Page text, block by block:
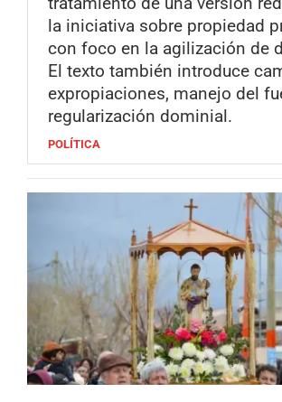
la iniciativa sobre propiedad
con foco en la agilización de
El texto también introduce
expropiaciones, manejo del
regularización dominial.
POLÍTICA